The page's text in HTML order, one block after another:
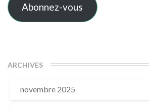
Abonnez-vous
ARCHIVES
novembre 2025